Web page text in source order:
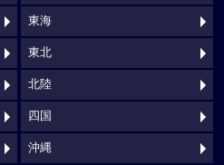
東海
東北
北陸
四国
沖縄